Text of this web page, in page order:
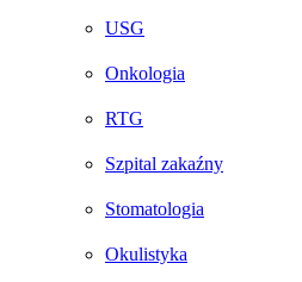
USG
Onkologia
RTG
Szpital zakaźny
Stomatologia
Okulistyka